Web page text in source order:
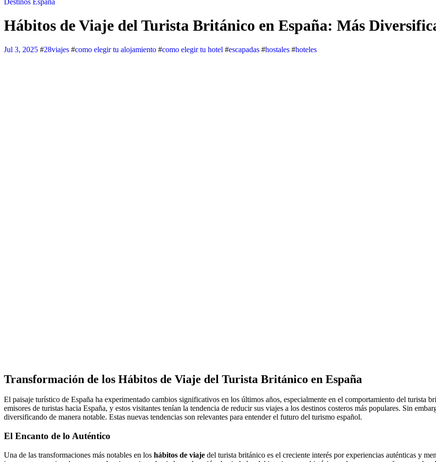
Hábitos de Viaje del Turista Británico en España: Más
Jul 3, 2025 #28viajes #como elegir tu alojamiento #como elegir tu hotel #escapadas #hostales #hoteles
Transformación de los Hábitos de Viaje del Turista Británico en España
El paisaje turístico de España ha experimentado cambios significativos en los últimos años, especialmente en el comportamiento del turista británico. Tradicionalmente, Reino Unido ha sido uno de los principales
emisores de turistas hacia España, y estos visitantes tenían la tendencia de reducir sus viajes a los destinos costeros más populares. Sin
diversificando de manera notable. Estas nuevas tendencias son relevantes para entender el futuro del turismo español.
El Encanto de lo Auténtico
Una de las transformaciones más notables en los hábitos de viaje del turista británico es el creciente interés por experiencias auténticas y